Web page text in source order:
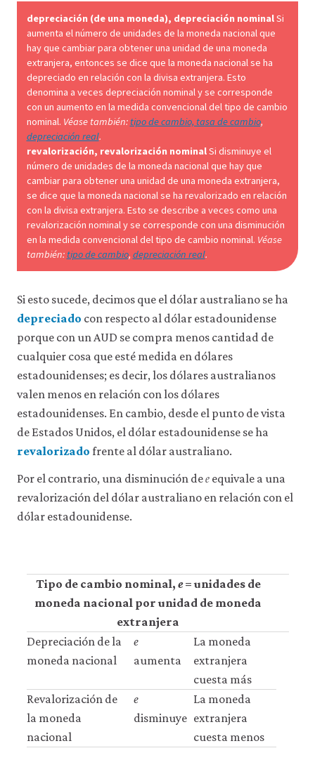
obtener
información
más
detallada
sobre
consulta
nuestra
política
privacidad.
Aceptar
solo
cookies
necesarias
Aceptar
todas
las
cookies
depreciación (de una moneda), depreciación nominalSi
aumenta el número de unidades de la moneda nacional que
hay que cambiar para obtener una unidad de una moneda
extranjera, entonces se dice que la moneda nacional se ha
depreciado en relación con la divisa extranjera. Esto
denomina a veces depreciación nominal y se corresponde
con un aumento en la medida convencional del tipo de cambio
nominal. Véase también: tipo de cambio, tasa de cambio,
depreciación real.
revalorización, revalorización nominalSi disminuye el
número de unidades de la moneda nacional que hay que
cambiar para obtener una unidad de una moneda extranjera,
se dice que la moneda nacional se ha revalorizado en relación
con la divisa extranjera. Esto se describe a veces como una
revalorización nominal y se corresponde con una disminución
en la medida convencional del tipo de cambio nominal. Véase
también: tipo de cambio, depreciación real.
Si esto sucede, decimos que el dólar australiano se ha
depreciado con respecto al dólar estadounidense
porque con un AUD se compra menos cantidad de
cualquier cosa que esté medida en dólares
estadounidenses; es decir, los dólares australianos
valen menos en relación con los dólares
estadounidenses. En cambio, desde el punto de vista
de Estados Unidos, el dólar estadounidense se ha
revalorizado frente al dólar australiano.
Por el contrario, una disminución de𝑒equivale a una
revalorización del dólar australiano en relación con el
dólar estadounidense.
Tipo de cambio nominal, e= unidades de
moneda nacional por unidad de moneda
extranjera
Depreciación de la
moneda nacional
e
aumenta
La moneda
extranjera
cuesta más
Revalorización de
la moneda
nacional
e
disminuye
La moneda
extranjera
cuesta menos